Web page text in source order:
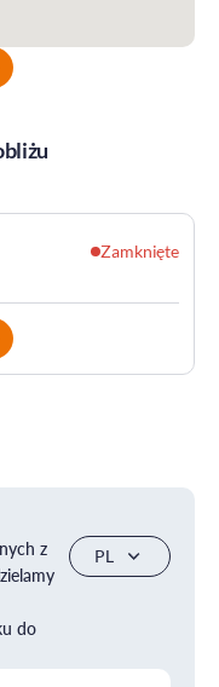
Zamknięte
z
do